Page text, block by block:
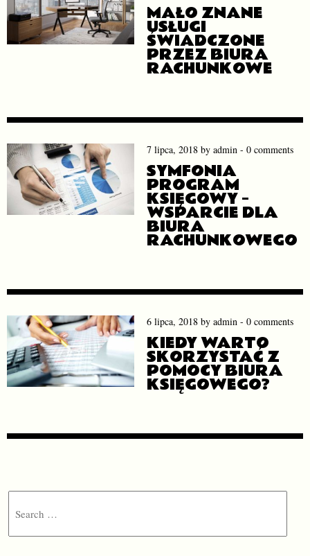
MAŁO ZNANE
USŁUGI
ŚWIADCZONE
PRZEZ BIURA
RACHUNKOWE
7 lipca, 2018by admin - 0 comments
SYMFONIA
PROGRAM
KSIĘGOWY –
WSPARCIE DLA
BIURA
RACHUNKOWEGO
6 lipca, 2018by admin - 0 comments
KIEDY WARTO
SKORZYSTAĆ Z
POMOCY BIURA
KSIĘGOWEGO?